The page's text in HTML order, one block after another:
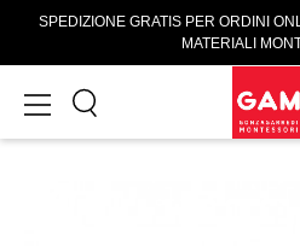
SPEDIZIONE GRATIS PER ORDINI
MATERIALI